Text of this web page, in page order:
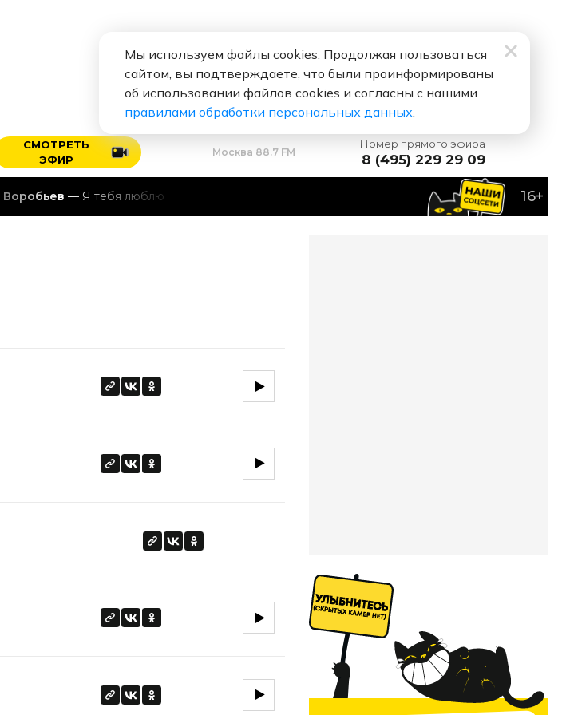
СМОТРЕТЬ
ЭФИР
Москва 88.7 FM
Номер прямого эфира
8 (495) 229 29 09
Я тебя люблю 16+
Мы используем файлы cookies. Продолжая пользоваться
сайтом, вы подтверждаете, что были проинформированы
об использовании файлов cookies и согласны с нашими
правилами обработки персональных данных.